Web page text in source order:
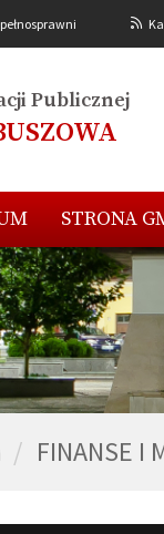
Publicznej
STRONA
FINANSE I